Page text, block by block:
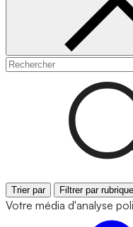
Trier par Filtrer par rubrique
Votre média d'analyse